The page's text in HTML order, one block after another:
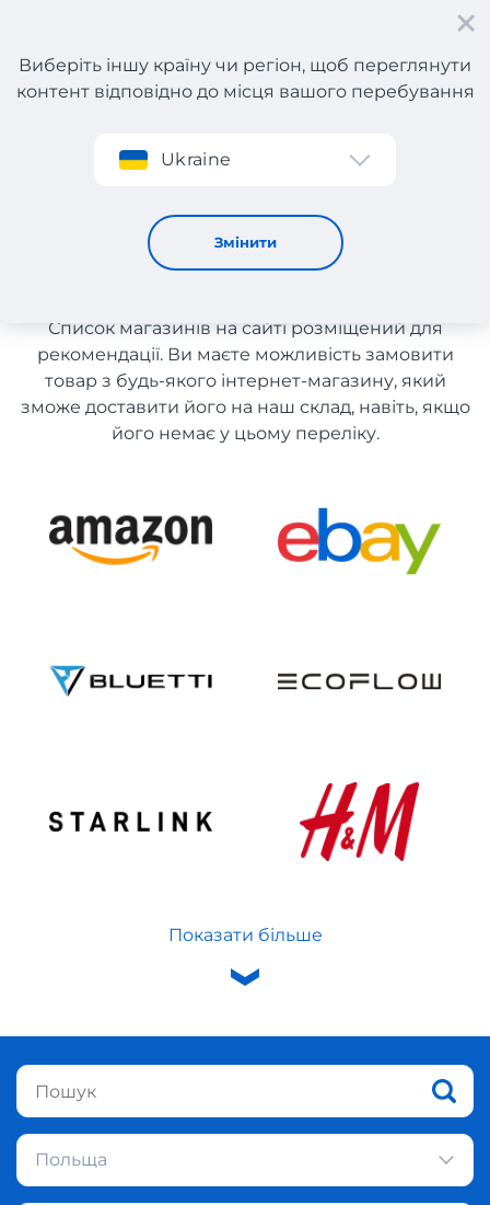
Реєстрація
Виберіть іншу країну чи регіон, щоб переглянути
контент відповідно до місця вашого перебування
Ukraine
Змінити
Товари для здоров'я з Польщі
Товари для здоров'я з
Польщі
Список магазинів на сайті розміщений для
рекомендації. Ви маєте можливість замовити
товар з будь-якого інтернет-магазину, який
зможе доставити його на наш склад, навіть, якщо
його немає у цьому переліку.
Показати більше
Польща